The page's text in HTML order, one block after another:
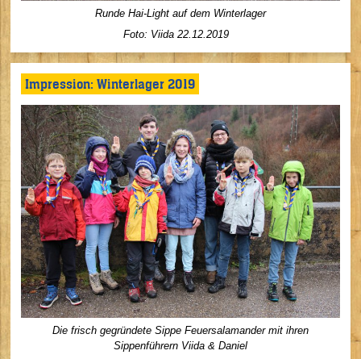
Runde Hai-Light auf dem Winterlager
Foto: Viida 22.12.2019
Impression: Winterlager 2019
Die frisch gegründete Sippe Feuersalamander mit ihren
Sippenführern Viida & Daniel